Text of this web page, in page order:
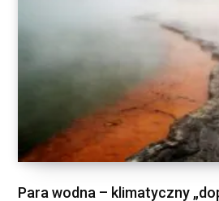
Para wodna – klimatyczny